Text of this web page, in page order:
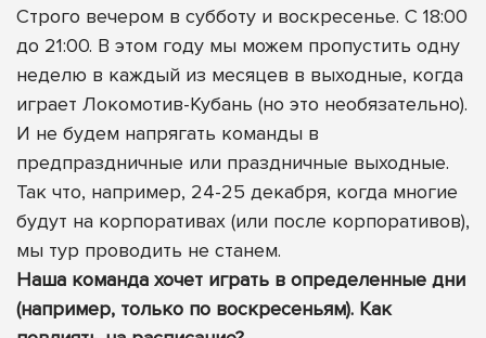
Строго вечером в субботу и воскресенье. С 18:00
до 21:00. В этом году мы можем пропустить одну
неделю в каждый из месяцев в выходные, когда
играет Локомотив-Кубань (но это необязательно).
И не будем напрягать команды в
предпраздничные или праздничные выходные.
Так что, например, 24-25 декабря, когда многие
будут на корпоративах (или после корпоративов),
мы тур проводить не станем.
Наша команда хочет играть в определенные дни
(например, только по воскресеньям). Как